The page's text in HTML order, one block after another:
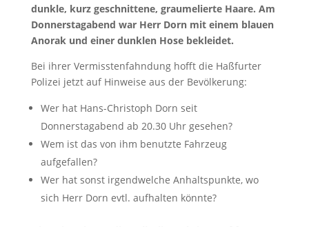
dunkle, kurz geschnittene, graumelierte Haare. Am
Donnerstagabend war Herr Dorn mit einem blauen
Anorak und einer dunklen Hose bekleidet.
Bei ihrer Vermisstenfahndung hofft die Haßfurter
Polizei jetzt auf Hinweise aus der Bevölkerung:
Wer hat Hans-Christoph Dorn seit
Donnerstagabend ab 20.30 Uhr gesehen?
Wem ist das von ihm benutzte Fahrzeug
aufgefallen?
Wer hat sonst irgendwelche Anhaltspunkte, wo
sich Herr Dorn evtl. aufhalten könnte?